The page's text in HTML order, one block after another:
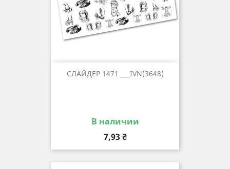
СЛАЙДЕР 1471 ___IVN(3648)
В наличии
Цена
7,93 ₴